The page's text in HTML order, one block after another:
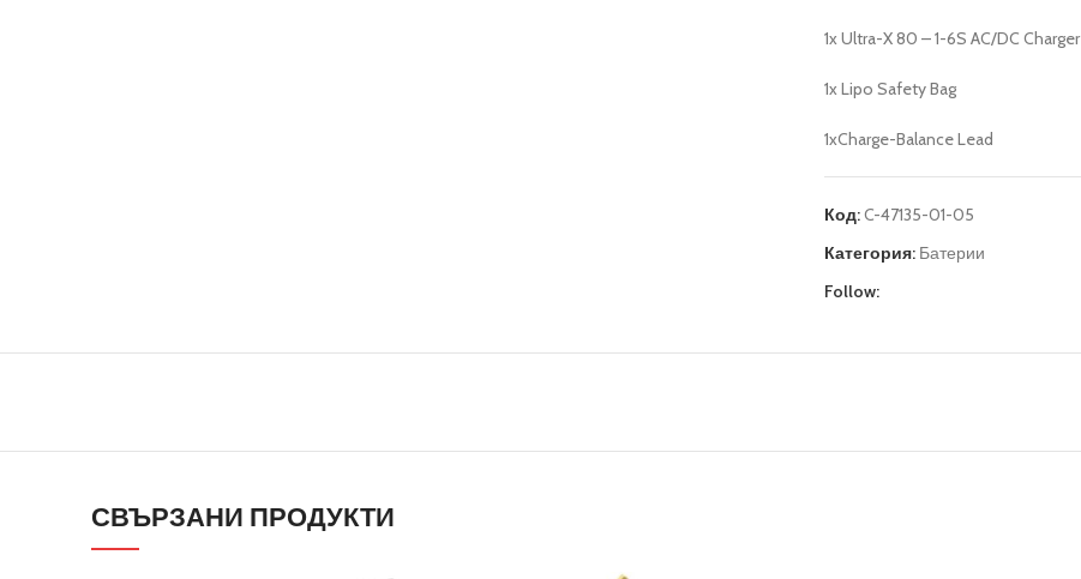
1x Ultra-X 80 – 1-6S AC/DC Charger
1x Lipo Safety Bag
1xCharge-Balance Lead
Код:C-47135-01-05
Категория: Батерии
Follow:
СВЪРЗАНИ ПРОДУКТИ